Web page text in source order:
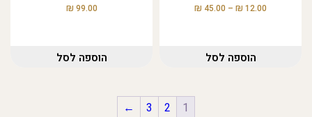
12.00
₪
–
45.00
₪
הוספה לסל
99.00
₪
הוספה לסל
1
2
3
←